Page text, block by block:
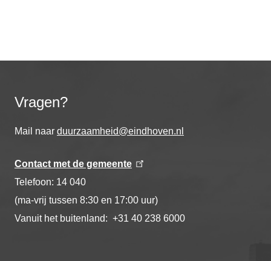
Vragen?
Mail naar duurzaamheid@eindhoven.nl
Contact met de gemeente
Telefoon: 14 040
(ma-vrij tussen 8:30 en 17:00 uur)
Vanuit het buitenland: +31 40 238 6000